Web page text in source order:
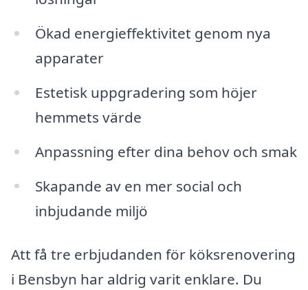
Ökad energieffektivitet genom nya
apparater
Estetisk uppgradering som höjer
hemmets värde
Anpassning efter dina behov och smak
Skapande av en mer social och
inbjudande miljö
Att få tre erbjudanden för köksrenovering
i Bensbyn har aldrig varit enklare. Du